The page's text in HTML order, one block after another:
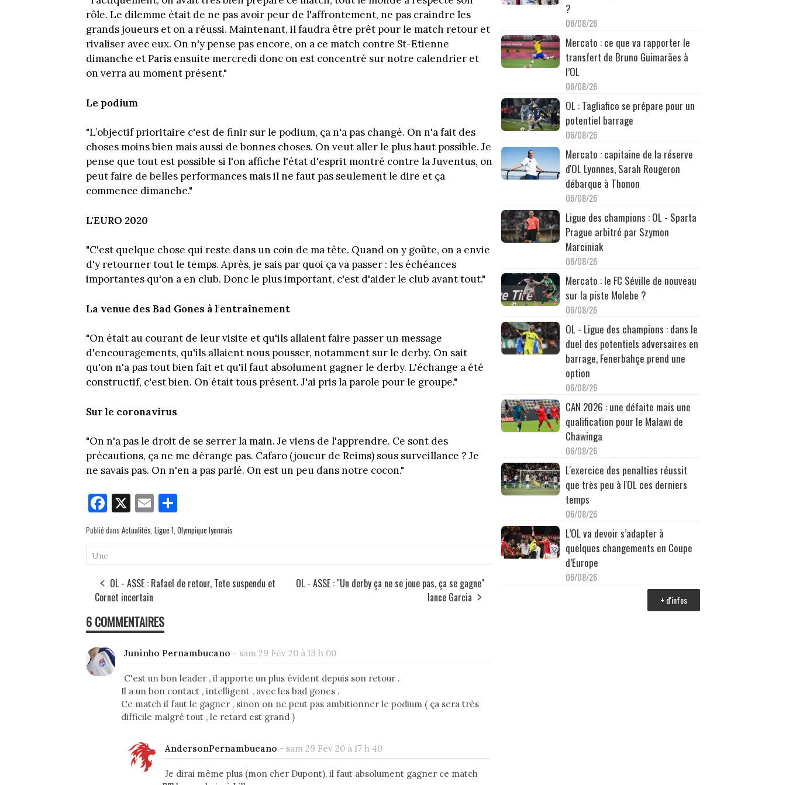
rôle. Le dilemme était de ne pas avoir peur de l'affrontement, ne pas craindre les
grands joueurs et on a réussi. Maintenant, il faudra être prêt pour le match retour et
rivaliser avec eux. On n'y pense pas encore, on a ce match contre St-Etienne
dimanche et Paris ensuite mercredi donc on est concentré sur notre calendrier et
on verra au moment présent."
Le podium
"L’objectif prioritaire c'est de finir sur le podium, ça n'a pas changé. On n'a fait des
choses moins bien mais aussi de bonnes choses. On veut aller le plus haut possible. Je
pense que tout est possible si l'on affiche l'état d'esprit montré contre la Juventus, on
peut faire de belles performances mais il ne faut pas seulement le dire et ça
commence dimanche."
L'EURO 2020
"C'est quelque chose qui reste dans un coin de ma tête. Quand on y goûte, on a envie
d'y retourner tout le temps. Après, je sais par quoi ça va passer : les échéances
importantes qu'on a en club. Donc le plus important, c'est d'aider le club avant tout."
La venue des Bad Gones à l'entraînement
"On était au courant de leur visite et qu'ils allaient faire passer un message
d'encouragements, qu'ils allaient nous pousser, notamment sur le derby. On sait
qu'on n'a pas tout bien fait et qu'il faut absolument gagner le derby. L'échange a été
constructif, c'est bien. On était tous présent. J'ai pris la parole pour le groupe."
Sur le coronavirus
"On n'a pas le droit de se serrer la main. Je viens de l'apprendre. Ce sont des
précautions, ça ne me dérange pas. Cafaro (joueur de Reims) sous surveillance ? Je
ne savais pas. On n'en a pas parlé. On est un peu dans notre cocon."
Fa
ce
bo
ok
X E
m
ail
rt
ag
er
Publié dans Actualités Ligue 1 Olympique lyonnais
Une
OL - ASSE : Rafael de retour, Tete suspendu et
Cornet incertain
OL - ASSE : "Un derby ça ne se joue pas, ça se gagne"
lance Garcia
6 COMMENTAIRES
Juninho Pernambucano - sam 29 Fév 20 à 13 h 00
C'est un bon leader , il apporte un plus évident depuis son retour .
Il a un bon contact , intelligent , avec les bad gones .
Ce match il faut le gagner , sinon on ne peut pas ambitionner le podium ( ça sera très
difficile malgré tout , le retard est grand )
AndersonPernambucano - sam 29 Fév 20 à 17 h 40
Je dirai même plus (mon cher Dupont), il faut absolument gagner ce match
?
06/08/26
Mercato : ce que va rapporter le
transfert de Bruno Guimarães à
l’OL
06/08/26
OL : Tagliafico se prépare pour un
potentiel barrage
06/08/26
Mercato : capitaine de la réserve
d'OL Lyonnes, Sarah Rougeron
débarque à Thonon
06/08/26
Ligue des champions : OL - Sparta
Prague arbitré par Szymon
Marciniak
06/08/26
Mercato : le FC Séville de nouveau
sur la piste Molebe ?
06/08/26
OL - Ligue des champions : dans le
duel des potentiels adversaires en
barrage, Fenerbahçe prend une
option
06/08/26
CAN 2026 : une défaite mais une
qualification pour le Malawi de
Chawinga
06/08/26
L'exercice des penalties réussit
que très peu à l'OL ces derniers
temps
06/08/26
L’OL va devoir s’adapter à
quelques changements en Coupe
d’Europe
06/08/26
+ d'infos